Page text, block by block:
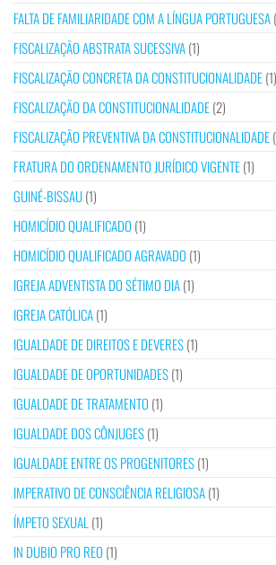
FALTA DE FAMILIARIDADE COM A LÍNGUA PORTUGUESA
FISCALIZAÇÃO ABSTRATA SUCESSIVA(1)
FISCALIZAÇÃO CONCRETA DA CONSTITUCIONALIDADE(1)
FISCALIZAÇÃO DA CONSTITUCIONALIDADE(2)
FISCALIZAÇÃO PREVENTIVA DA CONSTITUCIONALIDADE
FRATURA DO ORDENAMENTO JURÍDICO VIGENTE(1)
GUINÉ-BISSAU(1)
HOMICÍDIO QUALIFICADO (1)
HOMICÍDIO QUALIFICADO AGRAVADO (1)
IGREJA ADVENTISTA DO SÉTIMO DIA(1)
IGREJA CATÓLICA(1)
IGUALDADE DE DIREITOS E DEVERES(1)
IGUALDADE DE OPORTUNIDADES(1)
IGUALDADE DE TRATAMENTO (1)
IGUALDADE DOS CÔNJUGES(1)
IGUALDADE ENTRE OS PROGENITORES(1)
IMPERATIVO DE CONSCIÊNCIA RELIGIOSA(1)
ÍMPETO SEXUAL (1)
IN DUBIO PRO REO (1)